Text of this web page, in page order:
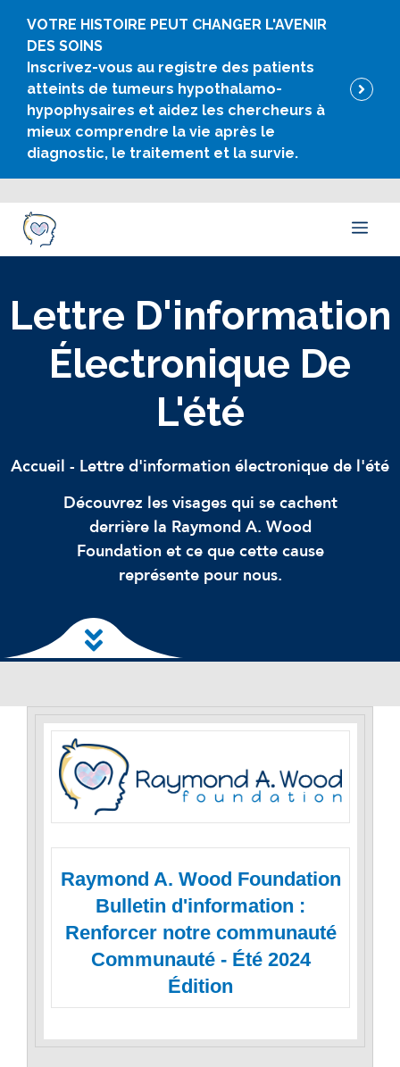
content
VOTRE HISTOIRE PEUT CHANGER L'AVENIR
DES SOINS
Inscrivez-vous au registre des patients
atteints de tumeurs hypothalamo-
hypophysaires et aidez les chercheurs à
mieux comprendre la vie après le
diagnostic, le traitement et la survie.
Lettre D'information
Électronique De
L'été
Accueil - Lettre d'information électronique de l'été
Découvrez les visages qui se cachent
derrière la Raymond A. Wood
Foundation et ce que cette cause
représente pour nous.
Skip to main content
Raymond A. Wood Foundation
Bulletin d'information :
Renforcer notre communauté
Communauté - Été 2024
Édition